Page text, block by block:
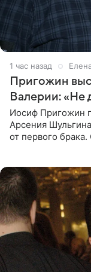
1 час назад
Пригожин
Валерии: «Не
Иосиф Пригожин
Арсения
от первого